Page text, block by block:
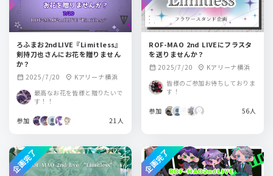
ろふまお2ndLIVE『Limitless』
剣持刀也さんにお花を贈りません
か？
calendar_month 2025/7/20 location_on Kアリーナ横浜
最高なお花を皆様と贈りたいで
す！！
参加 21人
ROF-MAO 2nd LIVEにフラスタ
を送りませんか？
calendar_month 2025/7/20 location_on Kアリーナ横浜
皆様のご参加お待ちしておりま
す！
参加 56人
企画完了 企画完了